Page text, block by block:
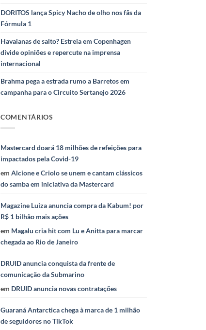
DORITOS lança Spicy Nacho de olho nos fãs da
Fórmula 1
Havaianas de salto? Estreia em Copenhagen
divide opiniões e repercute na imprensa
internacional
Brahma pega a estrada rumo a Barretos em
campanha para o Circuito Sertanejo 2026
COMENTÁRIOS
Mastercard doará 18 milhões de refeições para
impactados pela Covid-19
em Alcione e Criolo se unem e cantam clássicos
do samba em iniciativa da Mastercard
Magazine Luiza anuncia compra da Kabum! por
R$ 1 bilhão mais ações
em Magalu cria hit com Lu e Anitta para marcar
chegada ao Rio de Janeiro
DRUID anuncia conquista da frente de
comunicação da Submarino
em DRUID anuncia novas contratações
Guaraná Antarctica chega à marca de 1 milhão
de seguidores no TikTok